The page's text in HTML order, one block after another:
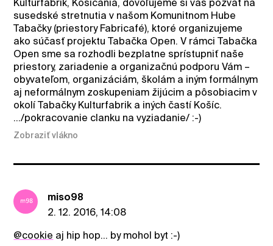
Kulturfabrik, Košičania, dovoľujeme si vás pozvať na
susedské stretnutia v našom Komunitnom Hube
Tabačky (priestory Fabricafé), ktoré organizujeme
ako súčasť projektu Tabačka Open. V rámci Tabačka
Open sme sa rozhodli bezplatne sprístupniť naše
priestory, zariadenie a organizačnú podporu Vám –
obyvateľom, organizáciám, školám a iným formálnym
aj neformálnym zoskupeniam žijúcim a pôsobiacim v
okolí Tabačky Kulturfabrik a iných častí Košíc.
.../pokracovanie clanku na vyziadanie/ :-)
Zobraziť vlákno
miso98
2. 12. 2016, 14:08
@cookie aj hip hop... by mohol byt :-)